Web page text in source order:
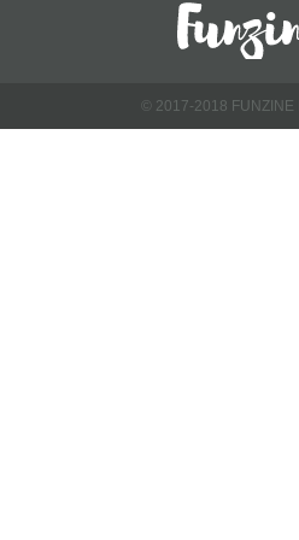
© 2017-2018